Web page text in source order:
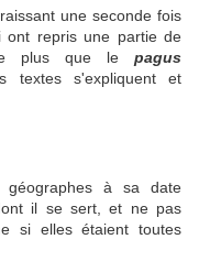
une seconde fois
ont repris une partie de
plus que le pagus
textes s'expliquent et
à sa date
il se sert, et ne pas
si elles étaient toutes